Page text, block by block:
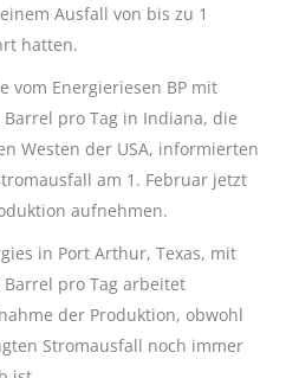
Ausfall von bis zu 1
hatten.
vom Energieriesen BP mit
pro Tag in Indiana, die
Westen der USA, informierten
am 1. Februar jetzt
aufnehmen.
in Port Arthur, Texas, mit
pro Tag arbeitet
der Produktion, obwohl
Stromausfall noch immer